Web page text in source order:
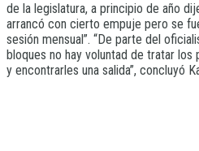
de la legislatura, a principio de año
arrancó con cierto empuje pero se
sesión mensual”. “De parte del
bloques no hay voluntad de tratar los
y encontrarles una salida”, concluyó